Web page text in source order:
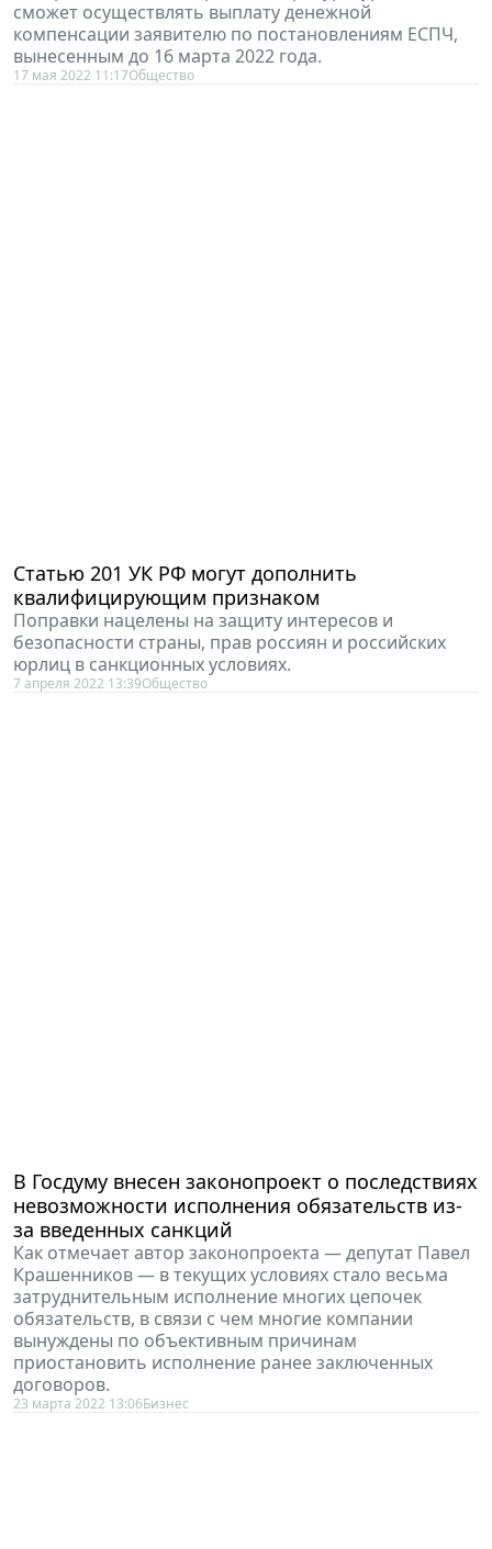
сможет осуществлять выплату денежной
компенсации заявителю по постановлениям ЕСПЧ,
вынесенным до 16 марта 2022 года.
17 мая 2022 11:17Общество
Статью 201 УК РФ могут дополнить
квалифицирующим признаком
Поправки нацелены на защиту интересов и
безопасности страны, прав россиян и российских
юрлиц в санкционных условиях.
7 апреля 2022 13:39Общество
В Госдуму внесен законопроект о последствиях
невозможности исполнения обязательств из-
за введенных санкций
Как отмечает автор законопроекта — депутат Павел
Крашенников — в текущих условиях стало весьма
затруднительным исполнение многих цепочек
обязательств, в связи с чем многие компании
вынуждены по объективным причинам
приостановить исполнение ранее заключенных
договоров.
23 марта 2022 13:06Бизнес